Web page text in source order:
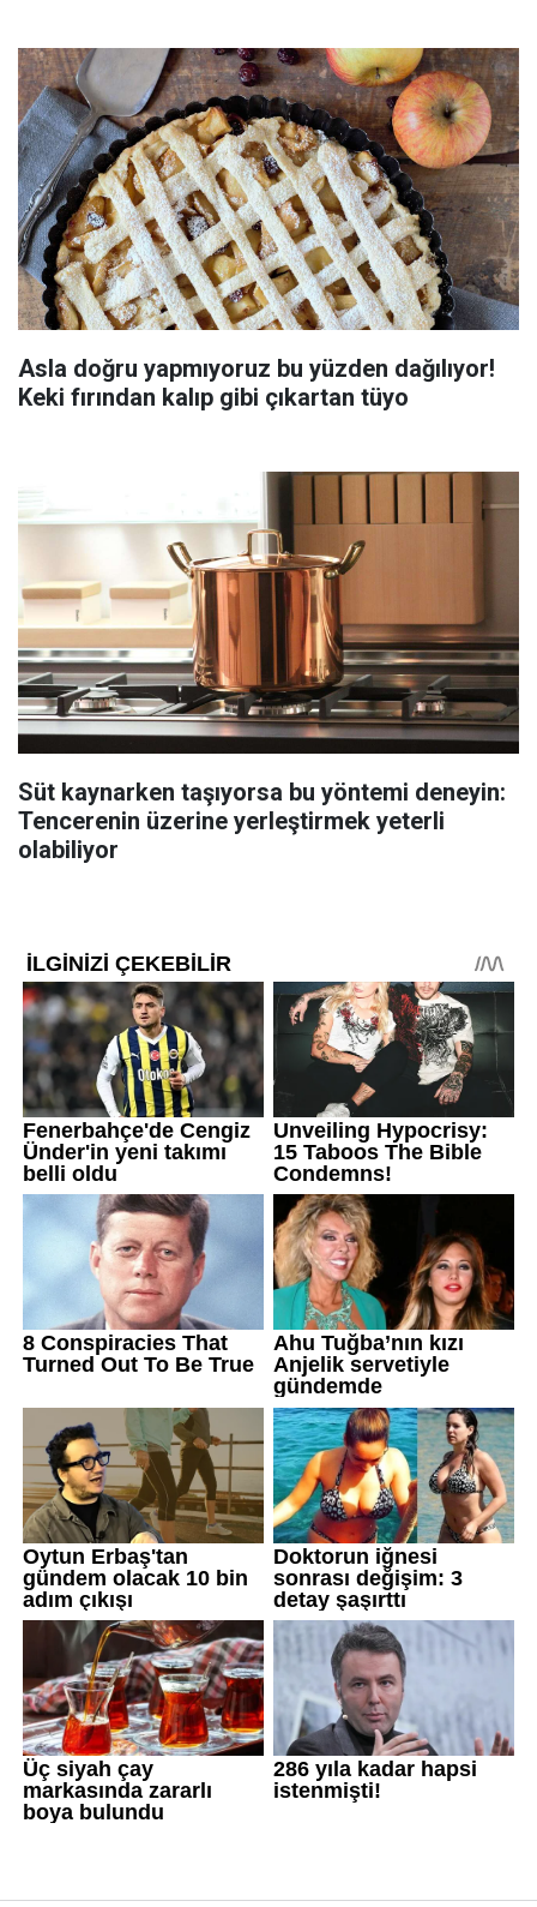
Asla doğru yapmıyoruz bu yüzden dağılıyor!
Keki fırından kalıp gibi çıkartan tüyo
Süt kaynarken taşıyorsa bu yöntemi deneyin:
Tencerenin üzerine yerleştirmek yeterli
olabiliyor